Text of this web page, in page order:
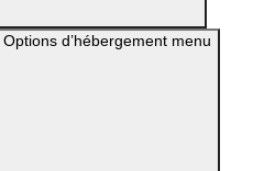
Options d’hébergement menu